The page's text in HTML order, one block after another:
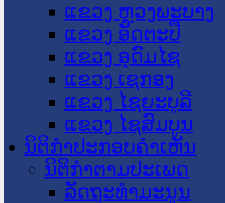
ແຂວງ ຫຼວງພະບາງ
ແຂວງ ອັດຕະປື
ແຂວງ ອຸດົມໄຊ
ແຂວງ ເຊກອງ
ແຂວງ ໄຊຍະບູລີ
ແຂວງ ໄຊສົມບູນ
ນິຕິກໍາປະກອບຄໍາເຫັນ
ນິຕິກໍາຕາມປະເພດ
ລັດຖະທໍາມະນູນ